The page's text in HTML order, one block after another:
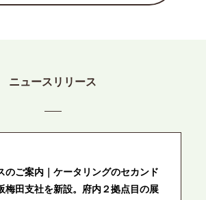
ニュースリリース
のご案内｜ケータリングのセカンド
梅田支社を新設。府内２拠点目の展